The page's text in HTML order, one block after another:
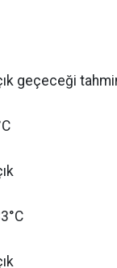
geçeceği